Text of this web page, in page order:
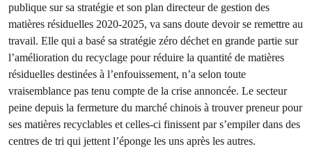
publique sur sa stratégie et son plan directeur de gestion des
matières résiduelles 2020-2025, va sans doute devoir se remettre au
travail. Elle qui a basé sa stratégie zéro déchet en grande partie sur
l’amélioration du recyclage pour réduire la quantité de matières
résiduelles destinées à l’enfouissement, n’a selon toute
vraisemblance pas tenu compte de la crise annoncée. Le secteur
peine depuis la fermeture du marché chinois à trouver preneur pour
ses matières recyclables et celles-ci finissent par s’empiler dans des
centres de tri qui jettent l’éponge les uns après les autres.